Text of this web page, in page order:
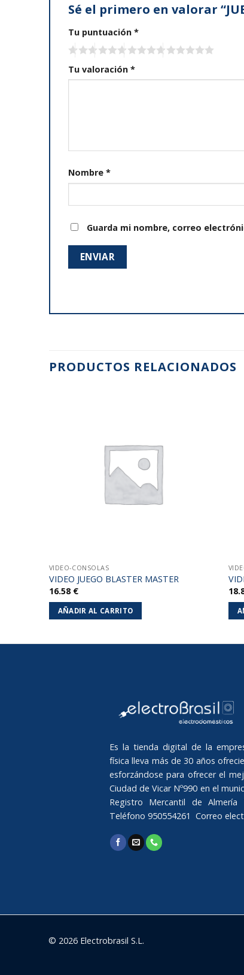
Sé el primero en valorar
Tu puntuación *
Tu valoración *
Nombre *
Guarda mi nombre, correo
PRODUCTOS RELACIONADOS
VIDEO-CONSOLAS
VIDEO JUEGO BLASTER MASTER
16.58 €
AÑADIR AL CARRITO
Es la tienda digital de la
física lleva más de 30 años
esforzándose para ofrecer el
Ciudad de Vicar Nº990 en el
Registro Mercantil de
Teléfono 950554261 Correo
© 2026 Electrobrasil S.L.